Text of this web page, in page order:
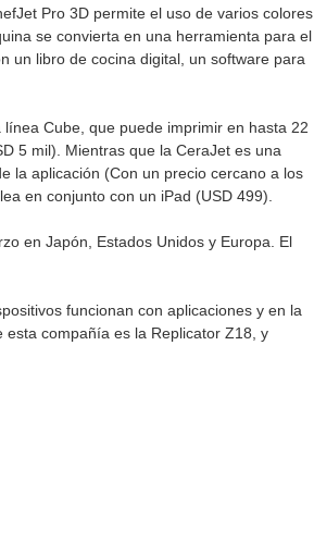
Pro 3D permite el uso de varios colores
se convierta en una herramienta para el
un libro de cocina digital, un software para
Cube, que puede imprimir en hasta 22
5 mil). Mientras que la CeraJet es una
la aplicación (Con un precio cercano a los
en conjunto con un iPad (USD 499).
en Japón, Estados Unidos y Europa. El
funcionan con aplicaciones y en la
esta compañía es la Replicator Z18, y